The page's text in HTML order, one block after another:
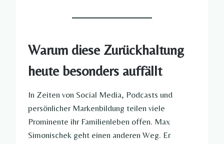
Warum diese Zurückhaltung
heute besonders auffällt
In Zeiten von Social Media, Podcasts und
persönlicher Markenbildung teilen viele
Prominente ihr Familienleben offen. Max
Simonischek geht einen anderen Weg. Er